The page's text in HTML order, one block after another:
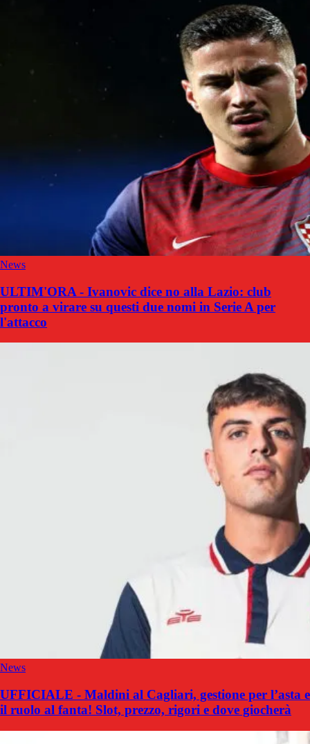
News
ULTIM'ORA - Ivanovic dice no alla Lazio: club
pronto a virare su questi due nomi in Serie A per
l'attacco
News
UFFICIALE - Maldini al Cagliari, gestione per l’asta e
il ruolo al fanta! Slot, prezzo, rigori e dove giocherà